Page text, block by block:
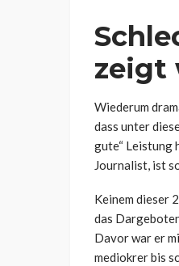
zeigt
Wiederum
dass unter
gute“ Leistung
Journalist, ist
Keinem dieser
das
Davor war er
mediokrer bis